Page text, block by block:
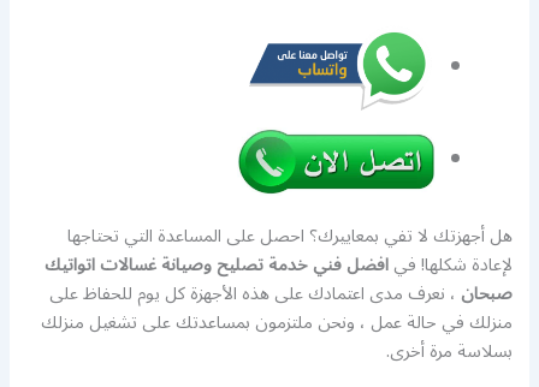
هل أجهزتك لا تفي بمعاييرك؟ احصل على المساعدة التي تحتاجها
لإعادة شكلها! فيافضل فني خدمة تصليح وصيانة غسالات اتواتيك
صبحان ، نعرف مدى اعتمادك على هذه الأجهزة كل يوم للحفاظ على
منزلك في حالة عمل ، ونحن ملتزمون بمساعدتك على تشغيل منزلك
بسلاسة مرة أخرى.